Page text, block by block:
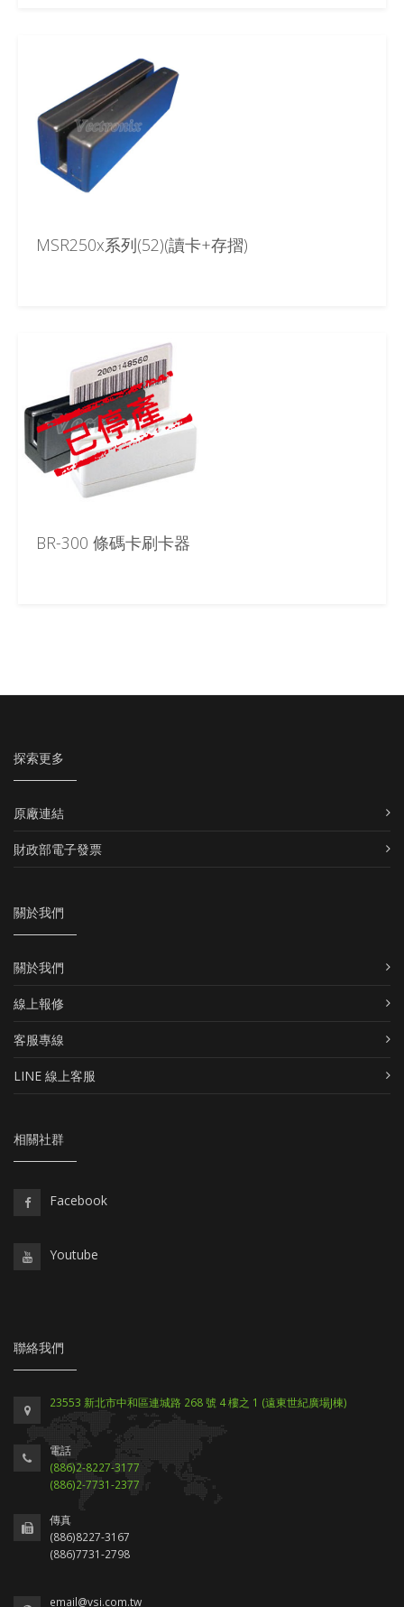
MSR250x系列(52)(讀卡+存摺)
BR-300 條碼卡刷卡器
探索更多
原廠連結
財政部電子發票
關於我們
關於我們
線上報修
客服專線
LINE 線上客服
相關社群
Facebook
Youtube
聯絡我們
23553 新北市中和區連城路 268 號 4 樓之 1 (遠東世紀廣場J棟)
電話
(886)2-8227-3177
(886)2-7731-2377
傳真
(886)8227-3167
(886)7731-2798
email@vsi.com.tw